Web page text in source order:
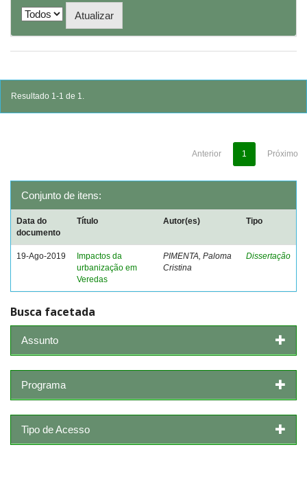
Resultado 1-1 de 1.
Anterior 1 Próximo
Conjunto de itens:
Data do
documento
Título Autor(es) Tipo
19-Ago-2019
Impactos da
urbanização em
Veredas
PIMENTA, Paloma
Cristina
Dissertação
Busca facetada
Assunto
Programa
Tipo de Acesso